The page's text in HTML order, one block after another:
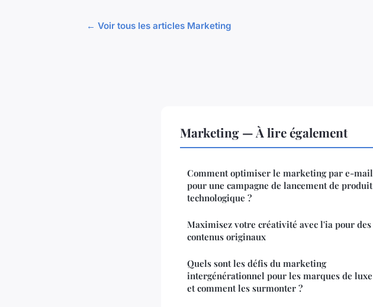
← Voir tous les articles Marketing
Marketing — À lire également
Comment optimiser le marketing par e-mail
pour une campagne de lancement de produit
technologique ?
Maximisez votre créativité avec l'ia pour des
contenus originaux
Quels sont les défis du marketing
intergénérationnel pour les marques de luxe
et comment les surmonter ?